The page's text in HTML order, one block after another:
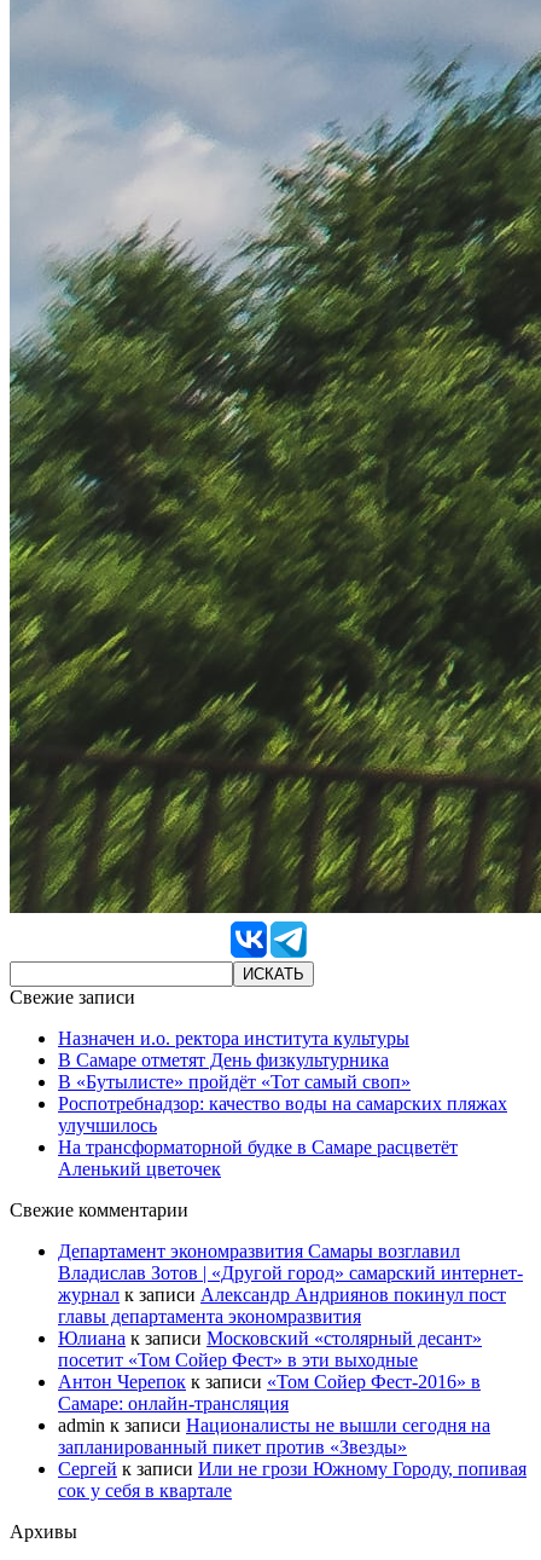
Свежие записи
Назначен и.о. ректора института культуры
В Самаре отметят День физкультурника
В «Бутылисте» пройдёт «Тот самый своп»
Роспотребнадзор: качество воды на самарских пляжах
улучшилось
На трансформаторной будке в Самаре расцветёт
Аленький цветочек
Свежие комментарии
Департамент экономразвития Самары возглавил
Владислав Зотов | «Другой город» самарский интернет-
журнал к записи Александр Андриянов покинул пост
главы департамента экономразвития
Юлиана к записи Московский «столярный десант»
посетит «Том Сойер Фест» в эти выходные
Антон Черепок к записи «Том Сойер Фест-2016» в
Самаре: онлайн-трансляция
admin к записи Националисты не вышли сегодня на
запланированный пикет против «Звезды»
Сергей к записи Или не грози Южному Городу, попивая
сок у себя в квартале
Архивы